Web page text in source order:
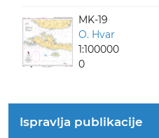
MK-19
O. Hvar
1:100000
0
Ispravlja publikacije